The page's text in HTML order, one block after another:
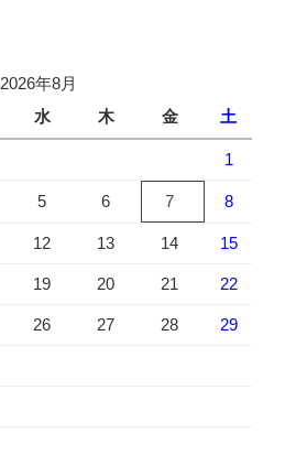
2026年8月
水 木 金 土
1
5 6 7 8
12 13 14 15
19 20 21 22
26 27 28 29